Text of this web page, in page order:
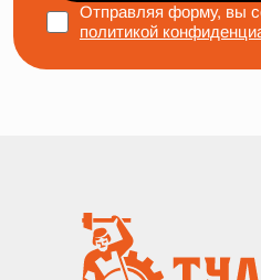
Отправляя форму, вы
политикой